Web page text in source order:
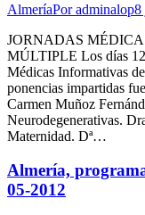
AlmeríaPoradminalop8
JORNADAS
MÚLTIPLE Los días 12
Médicas Informativas
ponencias impartidas
Carmen Muñoz
Neurodegenerativas.
Maternidad. Dª…
Almería,
05-2012